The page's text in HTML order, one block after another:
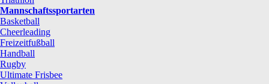
Mannschaftssportarten
Basketball
Cheerleading
Freizeitfußball
Handball
Rugby
Ultimate Frisbee